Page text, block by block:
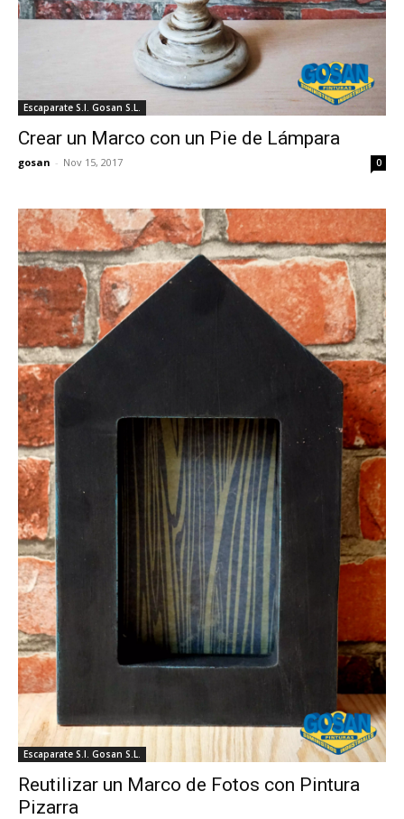
Escaparate S.I. Gosan S.L.
Crear un Marco con un Pie de Lámpara
gosan - Nov 15, 2017 0
Escaparate S.I. Gosan S.L.
Reutilizar un Marco de Fotos con Pintura
Pizarra